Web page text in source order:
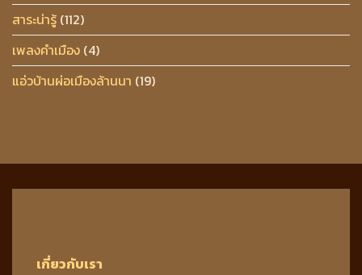
สาระน่ารู้ (112)
เพลงคำเมือง (4)
แอ่วบ้านผ่อเมืองล้านนา (19)
เกี่ยวกับเรา